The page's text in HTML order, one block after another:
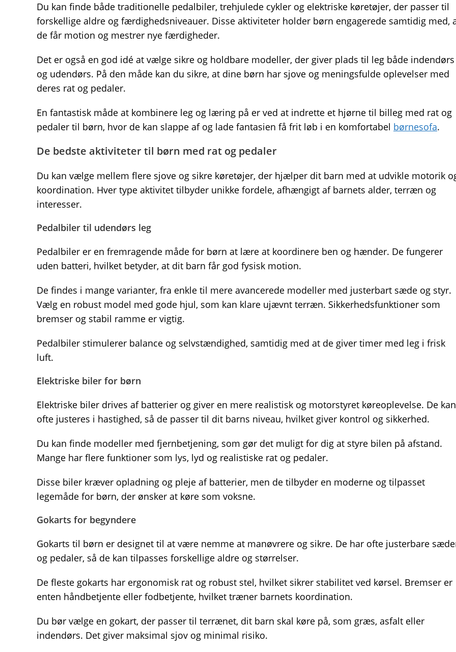
Du kan finde både traditionelle pedalbiler, trehjulede cykler og elektriske køretøjer, der passer til
forskellige aldre og færdighedsniveauer. Disse aktiviteter holder børn engagerede samtidig med,
de får motion og mestrer nye færdigheder.
Det er også en god idé at vælge sikre og holdbare modeller, der giver plads til leg både indendørs
og udendørs. På den måde kan du sikre, at dine børn har sjove og meningsfulde oplevelser med
deres rat og pedaler.
En fantastisk måde at kombinere leg og læring på er ved at indrette et hjørne til billeg med rat og
pedaler til børn, hvor de kan slappe af og lade fantasien få frit løb i en komfortabel børnesofa.
De bedste aktiviteter til børn med rat og pedaler
Du kan vælge mellem flere sjove og sikre køretøjer, der hjælper dit barn med at udvikle motorik
koordination. Hver type aktivitet tilbyder unikke fordele, afhængigt af barnets alder, terræn og
interesser.
Pedalbiler til udendørs leg
Pedalbiler er en fremragende måde for børn at lære at koordinere ben og hænder. De fungerer
uden batteri, hvilket betyder, at dit barn får god fysisk motion.
De findes i mange varianter, fra enkle til mere avancerede modeller med justerbart sæde og styr.
Vælg en robust model med gode hjul, som kan klare ujævnt terræn. Sikkerhedsfunktioner som
bremser og stabil ramme er vigtig.
Pedalbiler stimulerer balance og selvstændighed, samtidig med at de giver timer med leg i frisk
luft.
Elektriske biler for børn
Elektriske biler drives af batterier og giver en mere realistisk og motorstyret køreoplevelse. De kan
ofte justeres i hastighed, så de passer til dit barns niveau, hvilket giver kontrol og sikkerhed.
Du kan finde modeller med fjernbetjening, som gør det muligt for dig at styre bilen på afstand.
Mange har flere funktioner som lys, lyd og realistiske rat og pedaler.
Disse biler kræver opladning og pleje af batterier, men de tilbyder en moderne og tilpasset
legemåde for børn, der ønsker at køre som voksne.
Gokarts for begyndere
Gokarts til børn er designet til at være nemme at manøvrere og sikre. De har ofte justerbare
og pedaler, så de kan tilpasses forskellige aldre og størrelser.
De fleste gokarts har ergonomisk rat og robust stel, hvilket sikrer stabilitet ved kørsel. Bremser er
enten håndbetjente eller fodbetjente, hvilket træner barnets koordination.
Du bør vælge en gokart, der passer til terrænet, dit barn skal køre på, som græs, asfalt eller
indendørs. Det giver maksimal sjov og minimal risiko.